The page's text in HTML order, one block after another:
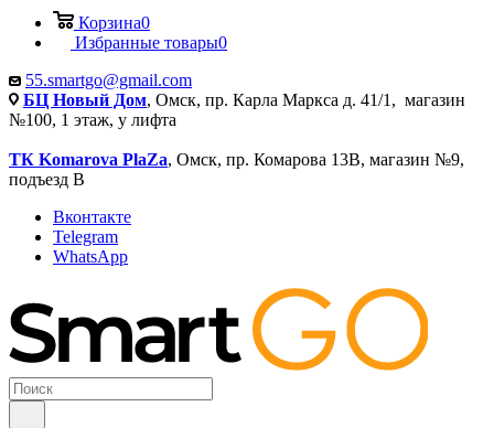
Корзина0
Избранные товары0
55.smartgo@gmail.com
БЦ Новый Дом, Омск, пр. Карла Маркса д. 41/1, магазин
№100, 1 этаж, у лифта
ТК Komarova PlaZa, Омск, пр. Комарова 13В, магазин №9,
подъезд В
Вконтакте
Telegram
WhatsApp